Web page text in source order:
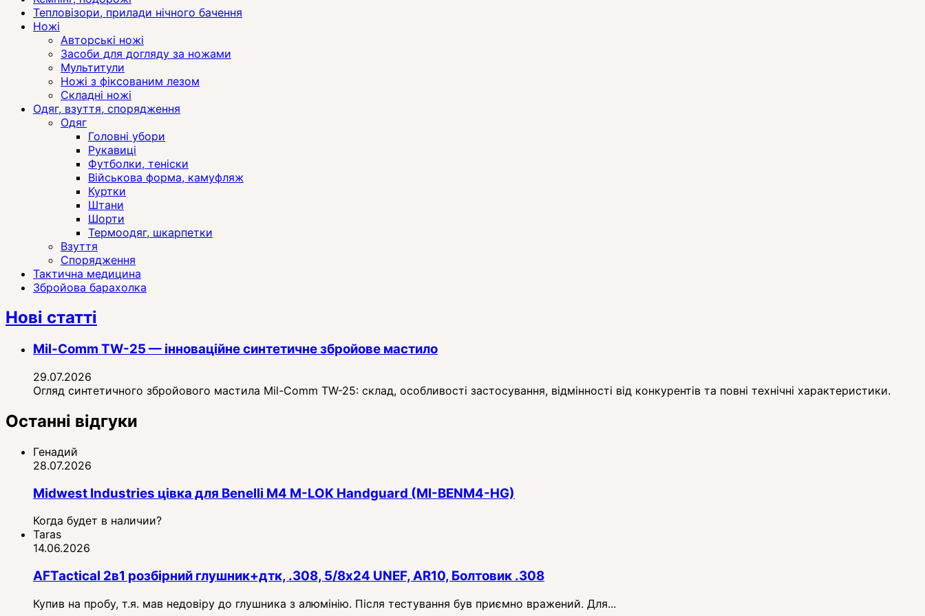
Тепловізори, прилади нічного бачення
Ножі
Авторські ножі
Засоби для догляду за ножами
Мультитули
Ножі з фіксованим лезом
Складні ножі
Одяг, взуття, спорядження
Одяг
Головні убори
Рукавиці
Футболки, теніски
Військова форма, камуфляж
Куртки
Штани
Шорти
Термоодяг, шкарпетки
Взуття
Спорядження
Тактична медицина
Збройова барахолка
Нові статті
Mil-Comm TW-25 — інноваційне синтетичне збройове мастило
29.07.2026
Огляд синтетичного збройового мастила Mil-Comm TW-25: склад, особливості застосування, відмінності від конкурентів та повні технічні характеристики.
Останні відгуки
Генадий
28.07.2026
Midwest Industries цівка для Benelli M4 M-LOK Handguard (MI-BENM4-HG)
Когда будет в наличии?
Taras
14.06.2026
AFTactical 2в1 розбірний глушник+дтк, .308, 5/8x24 UNEF, AR10, Болтовик .308
Купив на пробу, т.я. мав недовіру до глушника з алюмінію. Після тестування був приємно вражений. Для...